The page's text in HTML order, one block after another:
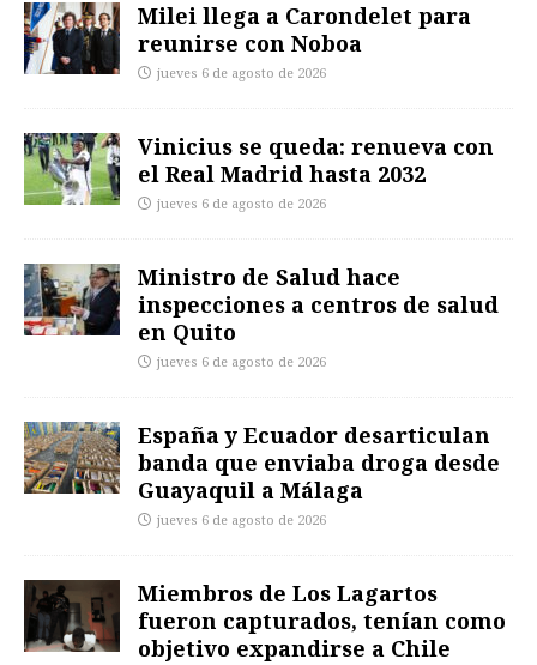
Milei llega a Carondelet para
reunirse con Noboa
jueves 6 de agosto de 2026
Vinicius se queda: renueva con
el Real Madrid hasta 2032
jueves 6 de agosto de 2026
Ministro de Salud hace
inspecciones a centros de salud
en Quito
jueves 6 de agosto de 2026
España y Ecuador desarticulan
banda que enviaba droga desde
Guayaquil a Málaga
jueves 6 de agosto de 2026
Miembros de Los Lagartos
fueron capturados, tenían como
objetivo expandirse a Chile